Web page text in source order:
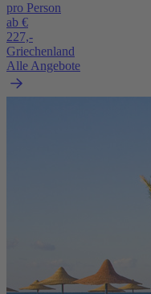
pro Person
ab €
227,-
Griechenland
Alle Angebote